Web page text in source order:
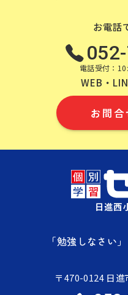
お電話
電話受付：
WEB・
お問合
日進西
「勉強しなさい
〒470-0124 日